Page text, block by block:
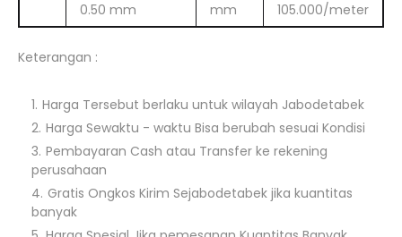
0.50 mm
mm
105.000/meter
Keterangan :
Harga Tersebut berlaku untuk wilayah Jabodetabek
Harga Sewaktu - waktu Bisa berubah sesuai Kondisi
Pembayaran Cash atau Transfer ke rekening
perusahaan
Gratis Ongkos Kirim Sejabodetabek jika kuantitas
banyak